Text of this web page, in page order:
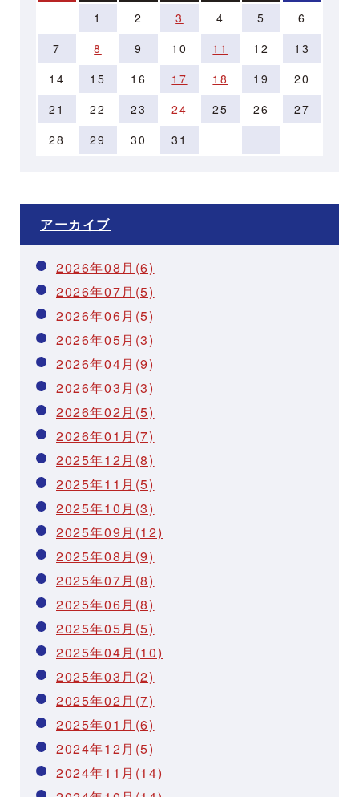
1
2 3 4 5
6
7
8 9 10 11 12
13
14
15 16 17 18 19
20
21
22 23 24 25 26
27
28
29 30 31
アーカイブ
2026年08月(6)
2026年07月(5)
2026年06月(5)
2026年05月(3)
2026年04月(9)
2026年03月(3)
2026年02月(5)
2026年01月(7)
2025年12月(8)
2025年11月(5)
2025年10月(3)
2025年09月(12)
2025年08月(9)
2025年07月(8)
2025年06月(8)
2025年05月(5)
2025年04月(10)
2025年03月(2)
2025年02月(7)
2025年01月(6)
2024年12月(5)
2024年11月(14)